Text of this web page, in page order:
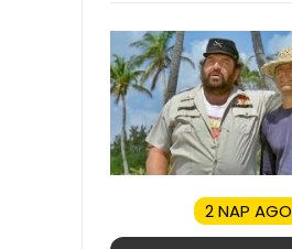
2 NAP AGO